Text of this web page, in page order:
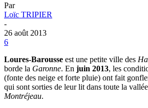
Par
Loïc TRIPIER
-
26 août 2013
6
Loures-Barousse est une petite ville des
borde la Garonne. En juin 2013, les
(fonte des neige et forte pluie) ont fait
qui sont sorties de leur lit dans toute la
Montréjeau.